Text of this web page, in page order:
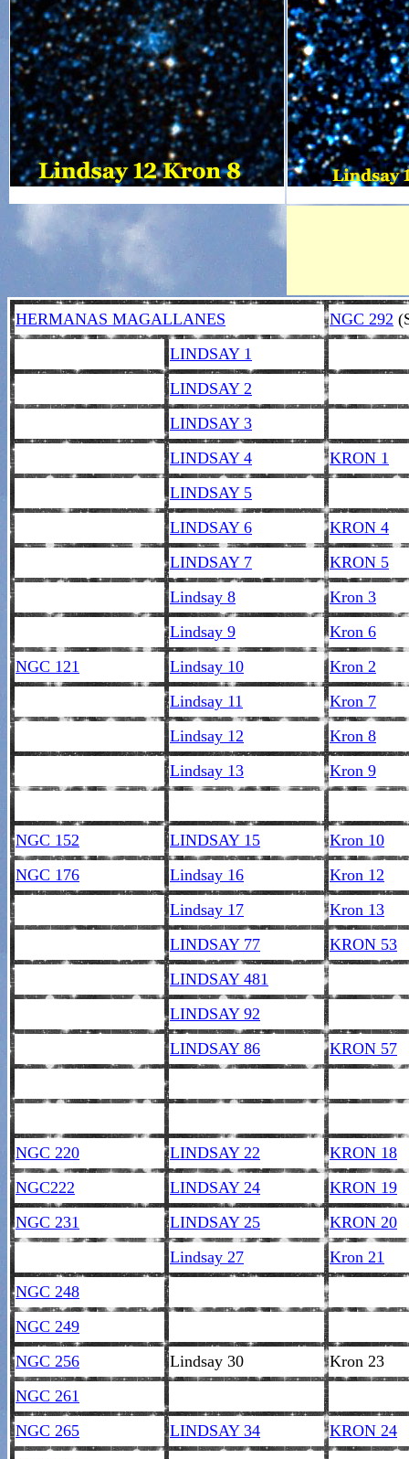
HERMANAS MAGALLANES NGC 292
LINDSAY 1
LINDSAY 2
LINDSAY 3
LINDSAY 4
KRON 1
LINDSAY 5
LINDSAY 6
KRON 4
LINDSAY 7
KRON 5
Lindsay 8
Kron 3
Lindsay 9
Kron 6
NGC 121
Lindsay 10
Kron 2
Lindsay 11
Kron 7
Lindsay 12
Kron 8
Lindsay 13
Kron 9
NGC 152 LINDSAY 15
Kron 10
NGC 176
Lindsay 16
Kron 12
Lindsay 17
Kron 13
LINDSAY 77
KRON 53
LINDSAY 481
LINDSAY 92
LINDSAY 86
KRON 57
NGC 220 LINDSAY 22
KRON 18
NGC222
LINDSAY 24
KRON 19
NGC 231
LINDSAY 25
KRON 20
Lindsay 27
Kron 21
NGC 248
NGC 249
NGC 256
Lindsay 30
Kron 23
NGC 261
NGC 265
LINDSAY 34
KRON 24